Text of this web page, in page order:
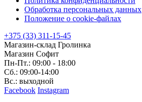
Обработка персональных данных
Положение о cookie-файлах
+375 (33) 311-15-45
Магазин-склад Гролинка
Магазин Софит
Пн-Пт.: 09:00 - 18:00
Сб.: 09:00-14:00
Вс.: выходной
Facebook Instagram